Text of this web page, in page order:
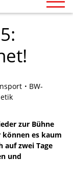
BW-
zur Bühne
es kaum
auf zwei Tage
und